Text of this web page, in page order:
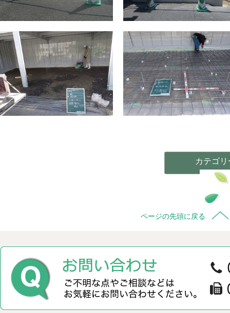
カテゴ
ページの先頭に戻る